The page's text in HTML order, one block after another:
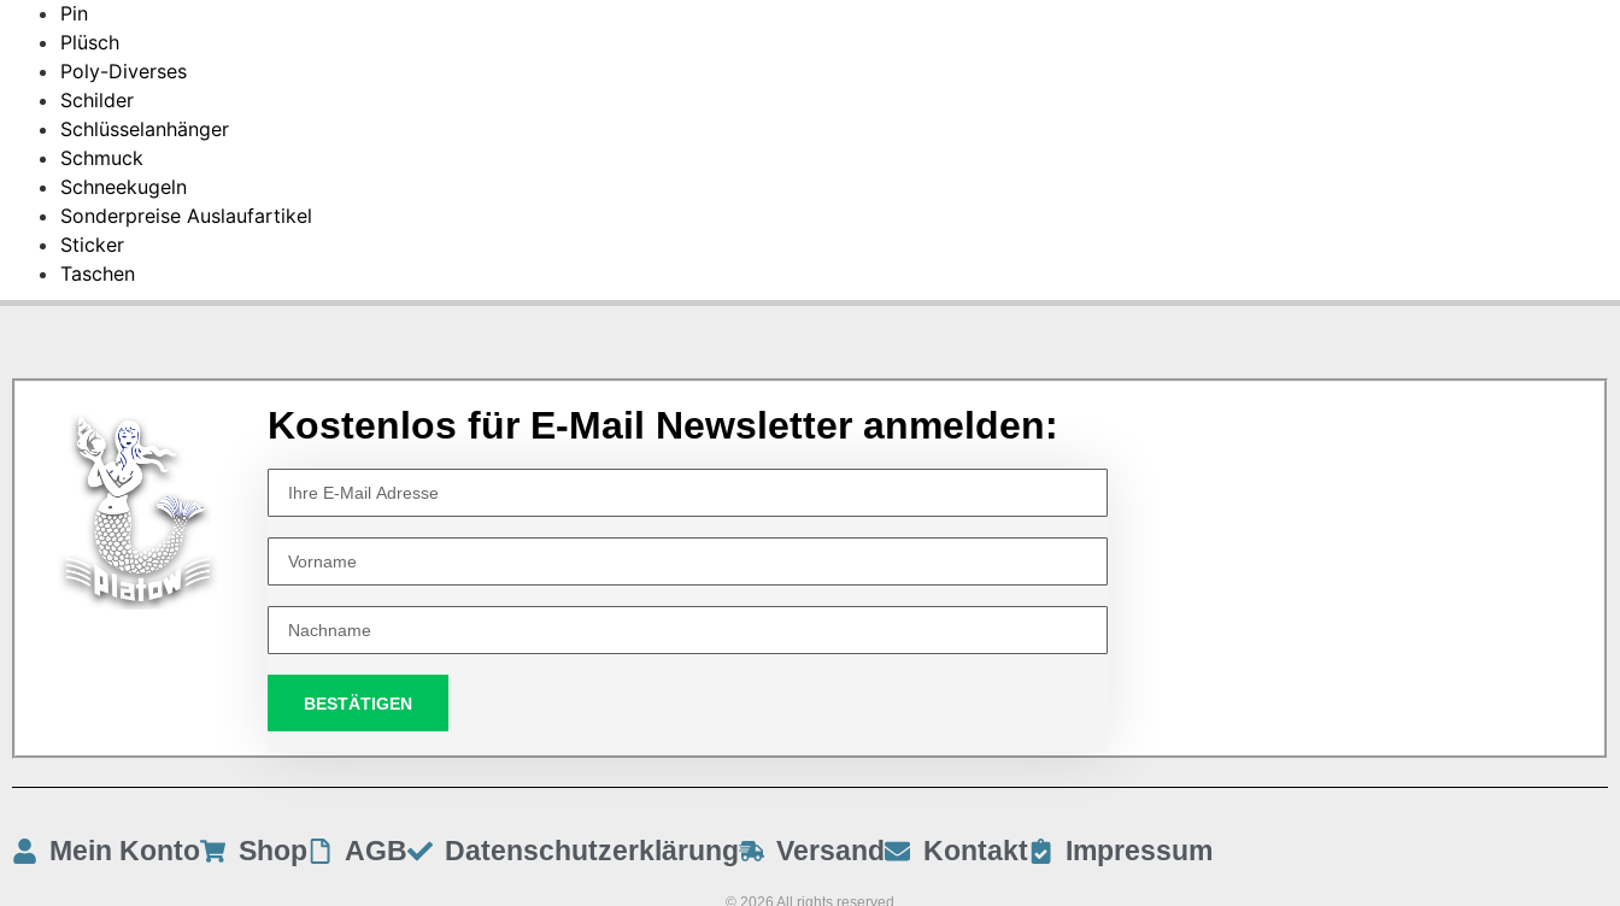
Pin
Plüsch
Poly-Diverses
Schilder
Schlüsselanhänger
Schmuck
Schneekugeln
Sonderpreise Auslaufartikel
Sticker
Taschen
Kostenlos für E-Mail Newsletter anmelden:
BESTÄTIGEN
Mein Konto Shop AGB Datenschutzerklärung Versand Kontakt Impressum